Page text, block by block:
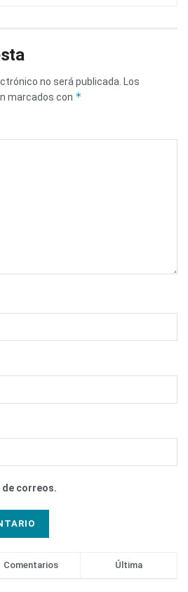
no será publicada.
Los
marcados con *
de correos.
Comentarios Última